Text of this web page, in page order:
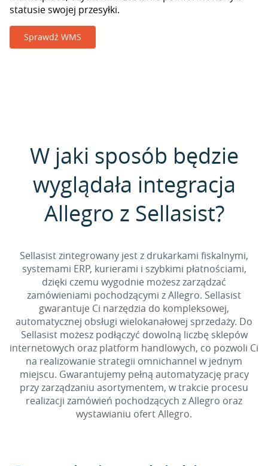
statusie swojej przesyłki.
Sprawdź WMS
W jaki sposób będzie
wyglądała integracja
Allegro z Sellasist?
Sellasist zintegrowany jest z drukarkami fiskalnymi,
systemami ERP, kurierami i szybkimi płatnościami,
dzięki czemu wygodnie możesz zarządzać
zamówieniami pochodzącymi z Allegro. Sellasist
gwarantuje Ci narzędzia do kompleksowej,
automatycznej obsługi wielokanałowej sprzedaży. Do
Sellasist możesz podłączyć dowolną liczbę sklepów
internetowych oraz platform handlowych, co pozwoli Ci
na realizowanie strategii omnichannel w jednym
miejscu. Gwarantujemy pełną automatyzację pracy
przy zarządzaniu asortymentem, w trakcie procesu
realizacji zamówień pochodzących z Allegro oraz
wystawianiu ofert Allegro.